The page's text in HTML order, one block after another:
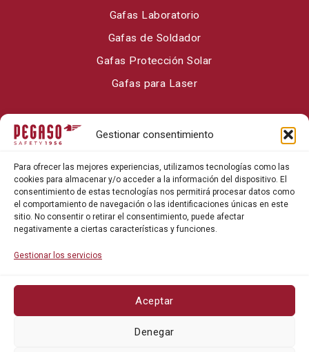
Gestionar consentimiento
Para ofrecer las mejores experiencias, utilizamos tecnologías como las
cookies para almacenar y/o acceder a la información del dispositivo. El
consentimiento de estas tecnologías nos permitirá procesar datos como
el comportamiento de navegación o las identificaciones únicas en este
sitio. No consentir o retirar el consentimiento, puede afectar
negativamente a ciertas características y funciones.
Gestionar los servicios
Aceptar
Denegar
Gafas Laboratorio
Gafas de Soldador
Gafas Protección Solar
Gafas para Laser
Sobre Pegaso Safety
Blog
Política de cookies